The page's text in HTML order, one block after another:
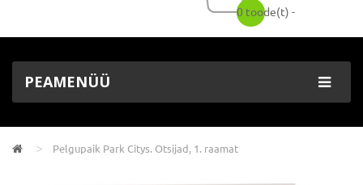
0 toode(t) -
PEAMENÜÜ
Pelgupaik Park Citys. Otsijad, 1. raamat